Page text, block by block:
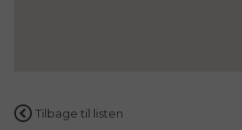
Tilbage til listen